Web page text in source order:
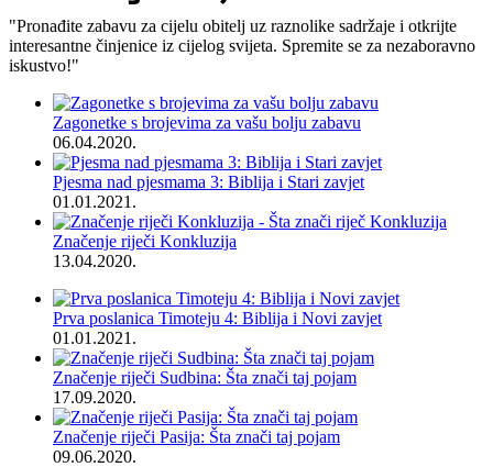
"Pronađite zabavu za cijelu obitelj uz raznolike sadržaje i otkrijte
interesantne činjenice iz cijelog svijeta. Spremite se za nezaboravno
iskustvo!"
Zagonetke s brojevima za vašu bolju zabavu
06.04.2020.
Pjesma nad pjesmama 3: Biblija i Stari zavjet
01.01.2021.
Značenje riječi Konkluzija
13.04.2020.
Prva poslanica Timoteju 4: Biblija i Novi zavjet
01.01.2021.
Značenje riječi Sudbina: Šta znači taj pojam
17.09.2020.
Značenje riječi Pasija: Šta znači taj pojam
09.06.2020.